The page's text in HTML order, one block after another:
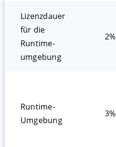
Lizenzdauer
für die
Runtime­
umgebung
2%
Runtime-
Umgebung
3%